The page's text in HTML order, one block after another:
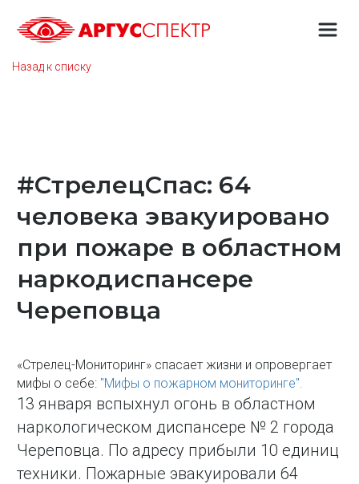
Назад к списку
#СтрелецСпас: 64
человека эвакуировано
при пожаре в областном
наркодиспансере
Череповца
«Стрелец-Мониторинг» спасает жизни и опровергает
мифы о себе: "Мифы о пожарном мониторинге".
13 января вспыхнул огонь в областном
наркологическом диспансере № 2 города
Череповца. По адресу прибыли 10 единиц
техники. Пожарные эвакуировали 64